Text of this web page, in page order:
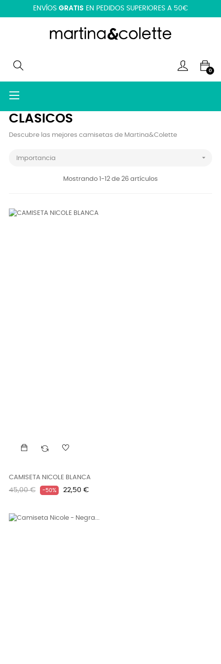
ENVÍOS GRATIS EN PEDIDOS SUPERIORES A 50€
0
Navegación
palanca
☰
CLASICOS
Descubre las mejores camisetas de Martina&Colette
Importancia 
Mostrando 1-12 de 26 artículos
CAMISETA NICOLE BLANCA
Precio
45,00 € -50% Precio
22,50 €